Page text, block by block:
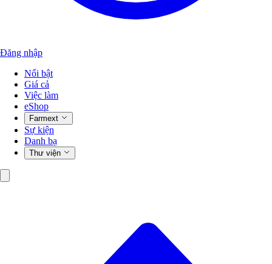
Đăng nhập
Nổi bật
Giá cả
Việc làm
eShop
Farmext
Sự kiện
Danh bạ
Thư viện